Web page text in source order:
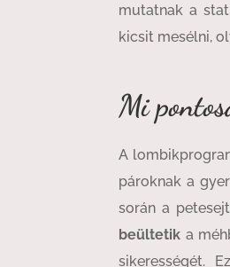
mutatnak a
kicsit mesélni,
Mi
A
pároknak a
során a
beültetik a
sikerességét.